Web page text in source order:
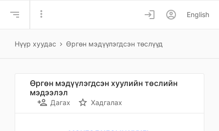
more_vert login account_circle English
Нүүр хуудас Өргөн мэдүүлэгдсэн төслүүд
Өргөн мэдүүлэгдсэн хуулийн төслийн
мэдээлэл
person_add Дагах star_border Хадгалах